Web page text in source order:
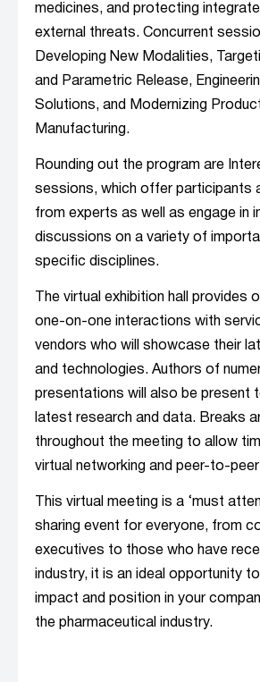
medicines, and protecting
external threats. Concurrent
Developing New Modalities,
and Parametric Release,
Solutions, and Modernizing
Manufacturing.
Rounding out the program are
sessions, which offer participants
from experts as well as engage in
discussions on a variety of
specific disciplines.
The virtual exhibition hall provides
one-on-one interactions with
vendors who will showcase their
and technologies. Authors of
presentations will also be present
latest research and data. Breaks
throughout the meeting to allow
virtual networking and peer-to-
This virtual meeting is a ‘must
sharing event for everyone, from
executives to those who have
industry, it is an ideal opportunity
impact and position in your
the pharmaceutical industry.